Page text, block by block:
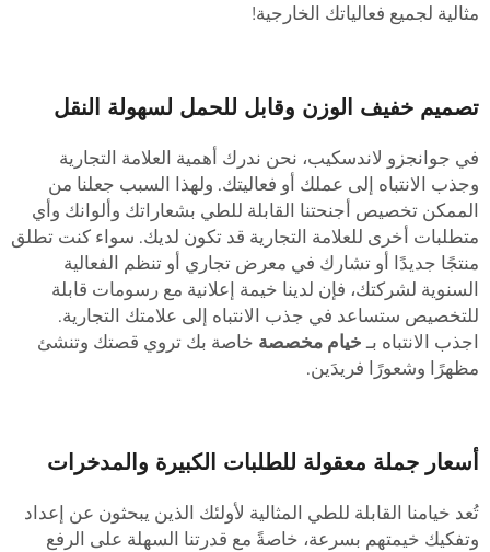
لجميع فعالياتك الخارجية!
خفيف الوزن وقابل للحمل لسهولة النقل
جوانجزو لاندسكيب، نحن ندرك أهمية العلامة التجارية
الانتباه إلى عملك أو فعاليتك. ولهذا السبب جعلنا من
تخصيص أجنحتنا القابلة للطي بشعاراتك وألوانك وأي
أخرى للعلامة التجارية قد تكون لديك. سواء كنت تطلق
جديدًا أو تشارك في معرض تجاري أو تنظم الفعالية
لشركتك، فإن لدينا خيمة إعلانية مع رسومات قابلة
ستساعد في جذب الانتباه إلى علامتك التجارية.
الانتباه بـخيام مخصصةخاصة بك تروي قصتك وتنشئ
وشعورًا فريدَين.
جملة معقولة للطلبات الكبيرة والمدخرات
خيامنا القابلة للطي المثالية لأولئك الذين يبحثون عن إعداد
خيمتهم بسرعة، خاصةً مع قدرتنا السهلة على الرفع